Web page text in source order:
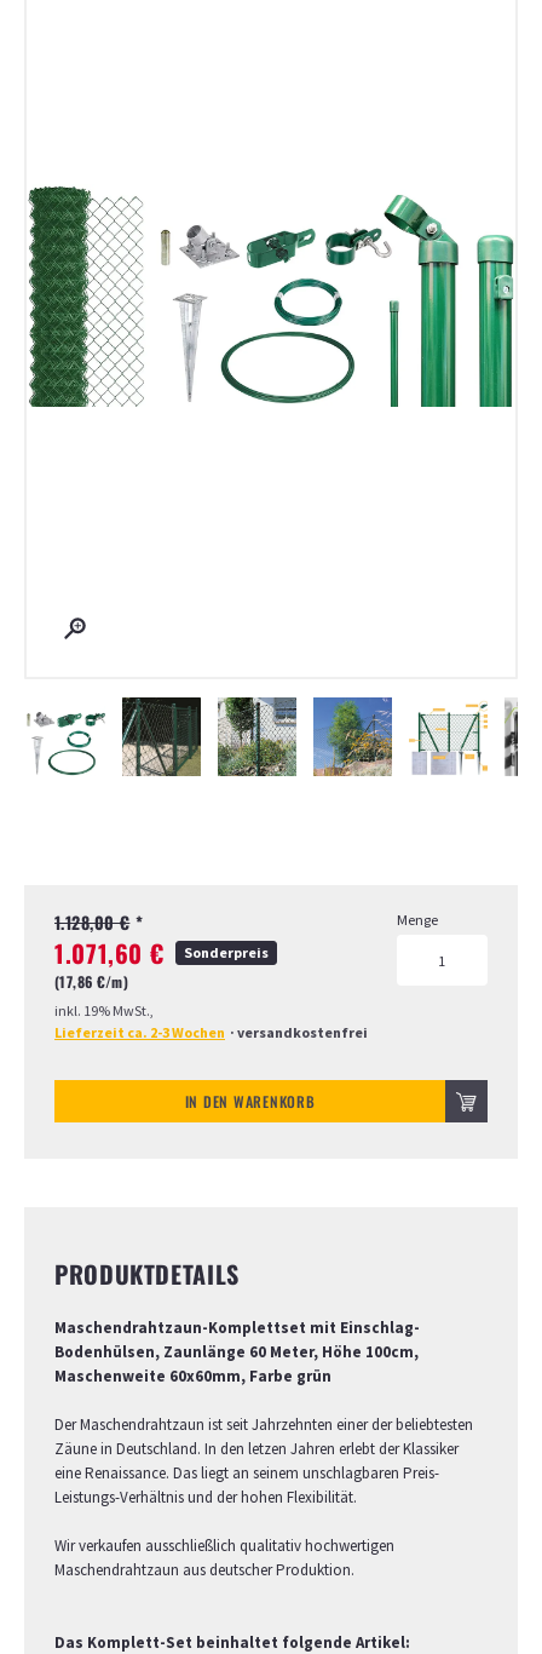
1.128,00 €*
1.071,60 € Sonderpreis
(17,86 €/m)
inkl. 19% MwSt.,
Lieferzeit ca. 2-3 Wochen · versandkostenfrei
Menge
IN DEN WARENKORB
PRODUKTDETAILS
Maschendrahtzaun-Komplettset mit Einschlag-
Bodenhülsen, Zaunlänge 60 Meter, Höhe 100cm,
Maschenweite 60x60mm, Farbe grün
Der Maschendrahtzaun ist seit Jahrzehnten einer der beliebtesten
Zäune in Deutschland. In den letzen Jahren erlebt der Klassiker
eine Renaissance. Das liegt an seinem unschlagbaren Preis-
Leistungs-Verhältnis und der hohen Flexibilität.
Wir verkaufen ausschließlich qualitativ hochwertigen
Maschendrahtzaun aus deutscher Produktion.
Das Komplett-Set beinhaltet folgende Artikel: